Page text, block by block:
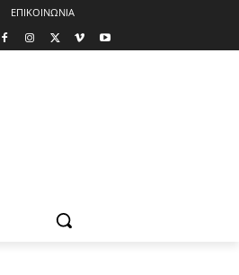
ΕΠΙΚΟΙΝΩΝΙΑ